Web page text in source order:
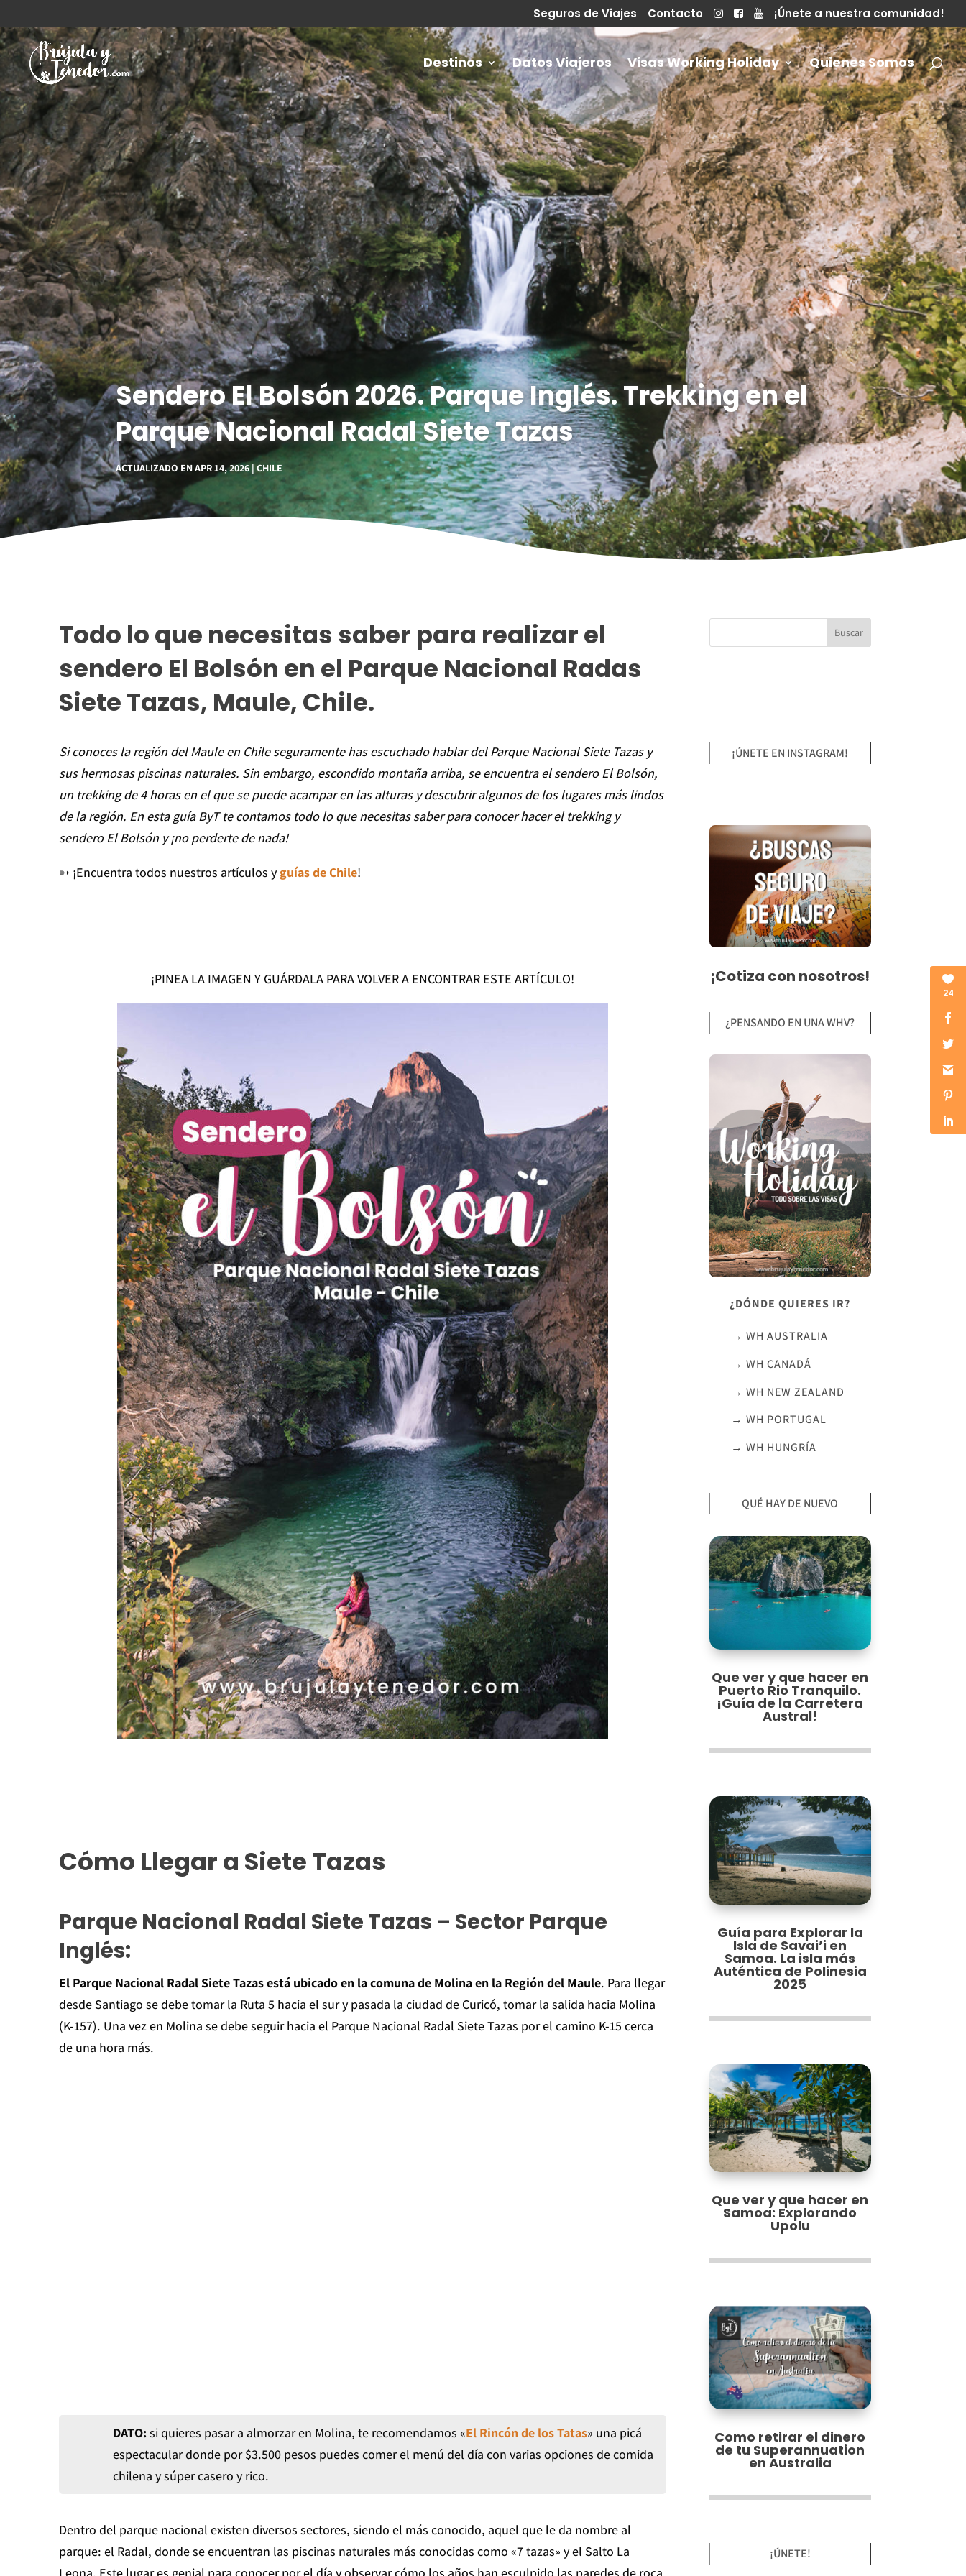
Seguros de Viajes Contacto ¡Únete a nuestra comunidad!
Destinos Datos Viajeros Visas Working Holiday Quienes Somos
Sendero El Bolsón 2026. Parque Inglés. Trekking en el
Parque Nacional Radal Siete Tazas
ACTUALIZADO EN APR 14, 2026 CHILE
Todo lo que necesitas saber para realizar el
sendero El Bolsón en el Parque Nacional Radas
Siete Tazas, Maule, Chile.
Si conoces la región del Maule en Chile seguramente has escuchado hablar del Parque Nacional Siete Tazas y
sus hermosas piscinas naturales. Sin embargo, escondido montaña arriba, se encuentra el sendero El Bolsón,
un trekking de 4 horas en el que se puede acampar en las alturas y descubrir algunos de los lugares más lindos
de la región. En esta guía ByT te contamos todo lo que necesitas saber para conocer hacer el trekking y
sendero El Bolsón y ¡no perderte de nada!
➳ ¡Encuentra todos nuestros artículos yguías de Chile!
¡PINEA LA IMAGEN Y GUÁRDALA PARA VOLVER A ENCONTRAR ESTE ARTÍCULO!
Cómo Llegar a Siete Tazas
Parque Nacional Radal Siete Tazas – Sector Parque
Inglés:
El Parque Nacional Radal Siete Tazas está ubicado en la comuna de Molina en la Región del Maule. Para llegar
desde Santiago se debe tomar la Ruta 5 hacia el sur y pasada la ciudad de Curicó, tomar la salida hacia Molina
(K-157). Una vez en Molina se debe seguir hacia el Parque Nacional Radal Siete Tazas por el camino K-15 cerca
de una hora más.
DATO:si quieres pasar a almorzar en Molina, te recomendamos «El Rincón de los Tatas» una picá
espectacular donde por $3.500 pesos puedes comer el menú del día con varias opciones de comida
chilena y súper casero y rico.
Dentro del parque nacional existen diversos sectores, siendo el más conocido, aquel que le da nombre al
parque: el Radal, donde se encuentran las piscinas naturales más conocidas como «7 tazas» y el Salto La
Leona. Este lugar es genial para conocer por el día y observar cómo los años han esculpido las paredes de roca
¡ÚNETE EN INSTAGRAM!
¡Cotiza con nosotros!
¿PENSANDO EN UNA WHV?
¿DÓNDE QUIERES IR?
→ WH AUSTRALIA
→ WH CANADÁ
→ WH NEW ZEALAND
→ WH PORTUGAL
→ WH HUNGRÍA
QUÉ HAY DE NUEVO
Que ver y que hacer en
Puerto Rio Tranquilo.
¡Guía de la Carretera
Austral!
Guía para Explorar la
Isla de Savai’i en
Samoa. La isla más
Auténtica de Polinesia
2025
Que ver y que hacer en
Samoa: Explorando
Upolu
Como retirar el dinero
de tu Superannuation
en Australia
¡ÚNETE!
24